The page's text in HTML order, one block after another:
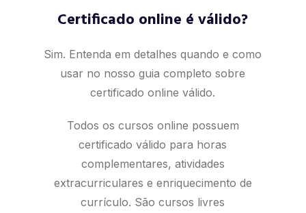
Certificado online é válido?
Sim. Entenda em detalhes quando e como
usar no nossoguia completo sobre
certificado online válido.
Todos os cursos online possuem
certificado válido para horas
complementares, atividades
extracurriculares e enriquecimento de
currículo. São cursos livres